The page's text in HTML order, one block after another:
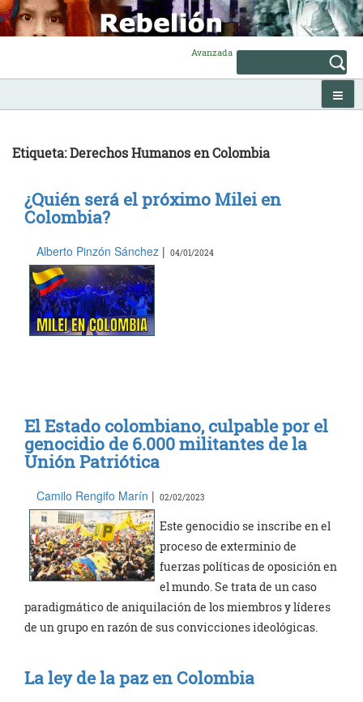
Skip
to
content
Avanzada
Etiqueta: Derechos Humanos en Colombia
¿Quién será el próximo Milei en
Colombia?
Alberto Pinzón Sánchez | 04/01/2024
El Estado colombiano, culpable por el
genocidio de 6.000 militantes de la
Unión Patriótica
Camilo Rengifo Marín | 02/02/2023
Este genocidio se inscribe en el
proceso de exterminio de
fuerzas políticas de oposición en
el mundo. Se trata de un caso
paradigmático de aniquilación de los miembros y líderes
de un grupo en razón de sus convicciones ideológicas.
La ley de la paz en Colombia